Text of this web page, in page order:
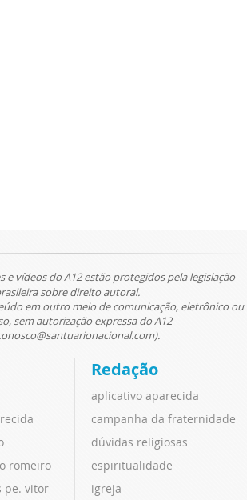
e vídeos do A12 estão protegidos pela legislação
sobre direito autoral.
em outro meio de comunicação, eletrônico ou
sem autorização expressa do A12
romeiro
pe. vitor
Redação
aplicativo aparecida
campanha da fraternidade
dúvidas religiosas
espiritualidade
igreja